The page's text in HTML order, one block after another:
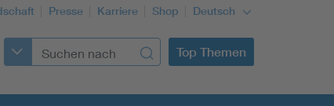
Presse Karriere Shop Deutsch
Top Themen